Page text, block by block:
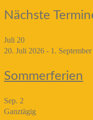
Nächste
Juli 20
20. Juli 2026 - 1.
Sommerferien
Sep. 2
Ganztägig